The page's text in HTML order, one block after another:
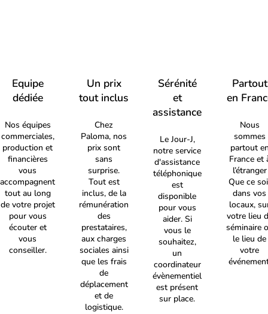
Equipe
dédiée
Nos équipes
commerciales,
production et
financières
vous
accompagnent
tout au long
de votre projet
pour vous
écouter et
vous
conseiller.
Un prix
tout inclus
Chez
Paloma, nos
prix sont
sans
surprise.
Tout est
inclus, de la
rémunération
des
prestataires,
aux charges
sociales ainsi
que les frais
de
déplacement
et de
logistique.
Sérénité
et
assistance
Le Jour-J,
notre service
d'assistance
téléphonique
est
disponible
pour vous
aider. Si
vous le
souhaitez,
un
coordinateur
évènementiel
est présent
sur place.
Partout
en
Nous
sommes
partout
France et
l’étranger
Que ce
dans vos
locaux,
votre lieu
séminaire
le lieu de
votre